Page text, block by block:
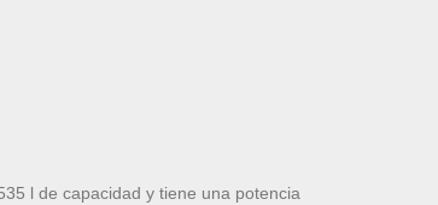
l de capacidad y tiene una potencia